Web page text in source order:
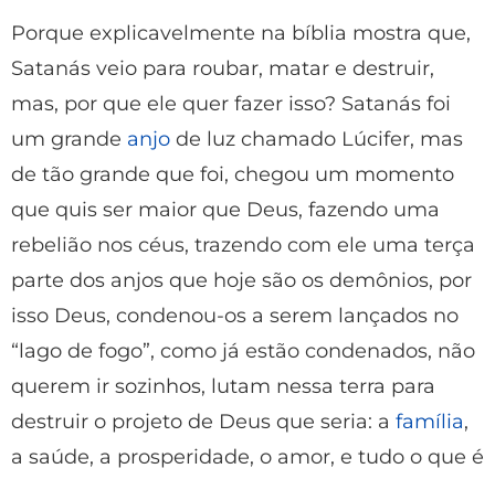
Porque explicavelmente na bíblia mostra que,
Satanás veio para roubar, matar e destruir,
mas, por que ele quer fazer isso? Satanás foi
um grande anjo de luz chamado Lúcifer, mas
de tão grande que foi, chegou um momento
que quis ser maior que Deus, fazendo uma
rebelião nos céus, trazendo com ele uma terça
parte dos anjos que hoje são os demônios, por
isso Deus, condenou-os a serem lançados no
“lago de fogo”, como já estão condenados, não
querem ir sozinhos, lutam nessa terra para
destruir o projeto de Deus que seria: a família,
a saúde, a prosperidade, o amor, e tudo o que é